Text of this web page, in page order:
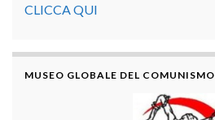
CLICCA QUI
MUSEO GLOBALE DEL COMUNISMO